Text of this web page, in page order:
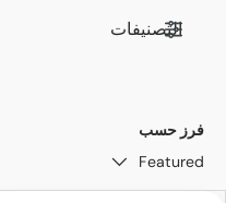
التصنيفات
فرز حسب
Featured